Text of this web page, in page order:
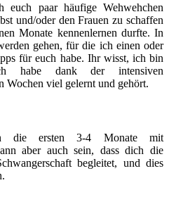
paar häufige Wehwehchen
und/oder den Frauen zu schaffen
Monate kennenlernen durfte. In
gehen, für die ich einen oder
für euch habe. Ihr wisst, ich bin
habe dank der intensiven
Wochen viel gelernt und gehört.
die ersten 3-4 Monate mit
aber auch sein, dass dich die
begleitet, und dies